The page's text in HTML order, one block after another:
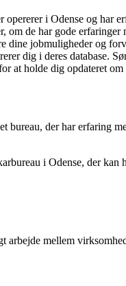
opererer i Odense og har
om de har gode erfaringer
dine jobmuligheder og
dig i deres database.
at holde dig opdateret
der har erfaring
i Odense, der
mellem